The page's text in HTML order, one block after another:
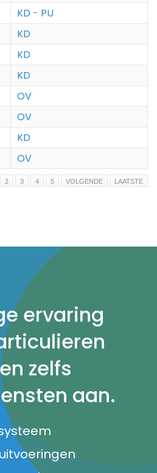
KD - PU
KD
KD
KD
OV
OV
KD
OV
2 3 4 5 VOLGENDE LAATSTE
ervaring
zelfs
aan.